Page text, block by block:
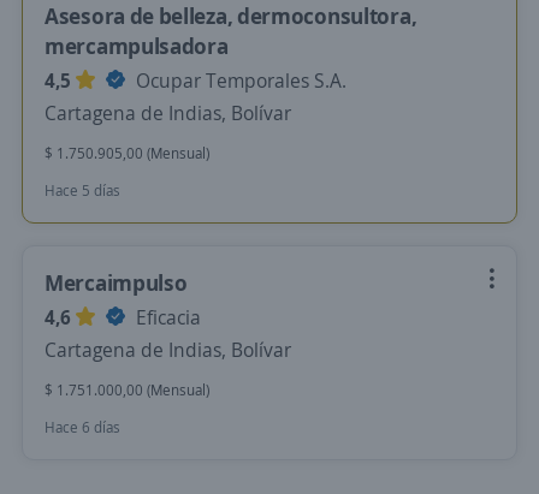
Asesora de belleza, dermoconsultora,
mercampulsadora
4,5
Ocupar Temporales S.A.
Cartagena de Indias, Bolívar
$ 1.750.905,00 (Mensual)
Hace 5 días
Mercaimpulso
4,6
Eficacia
Cartagena de Indias, Bolívar
$ 1.751.000,00 (Mensual)
Hace 6 días